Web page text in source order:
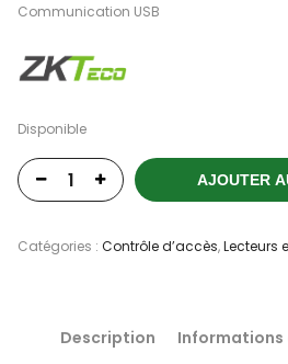
Communication USB
Disponible
AJOUTER
Catégories : Contrôle d’accès,Lecteurs
Description
Informations